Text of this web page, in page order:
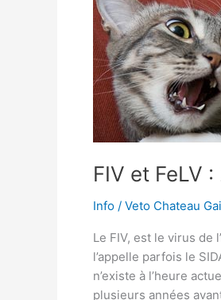
FIV et FeLV
Info / Veto Chateau
Le FIV, est le virus de
l’appelle parfois le
n’existe à l’heure
plusieurs années